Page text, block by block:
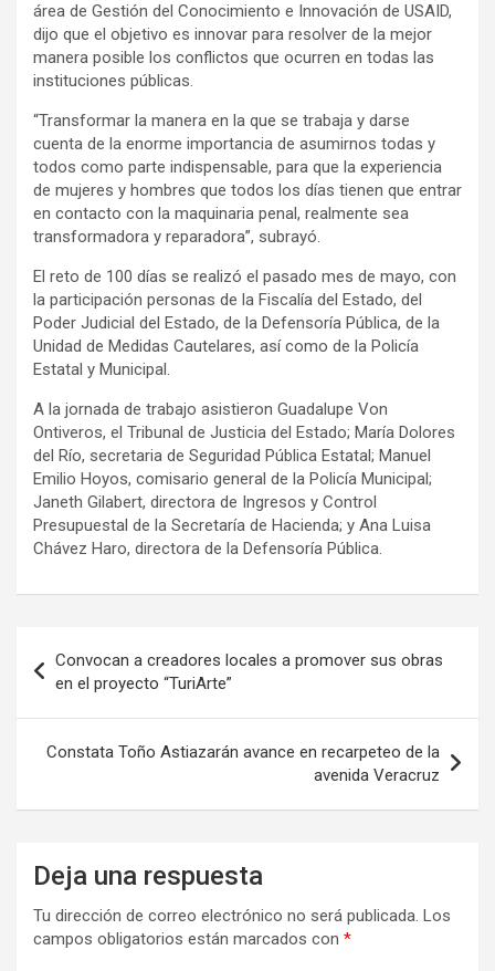
área de Gestión del Conocimiento e Innovación de USAID,
dijo que el objetivo es innovar para resolver de la mejor
manera posible los conflictos que ocurren en todas las
instituciones públicas.
“Transformar la manera en la que se trabaja y darse
cuenta de la enorme importancia de asumirnos todas y
todos como parte indispensable, para que la experiencia
de mujeres y hombres que todos los días tienen que entrar
en contacto con la maquinaria penal, realmente sea
transformadora y reparadora”, subrayó.
El reto de 100 días se realizó el pasado mes de mayo, con
la participación personas de la Fiscalía del Estado, del
Poder Judicial del Estado, de la Defensoría Pública, de la
Unidad de Medidas Cautelares, así como de la Policía
Estatal y Municipal.
A la jornada de trabajo asistieron Guadalupe Von
Ontiveros, el Tribunal de Justicia del Estado; María Dolores
del Río, secretaria de Seguridad Pública Estatal; Manuel
Emilio Hoyos, comisario general de la Policía Municipal;
Janeth Gilabert, directora de Ingresos y Control
Presupuestal de la Secretaría de Hacienda; y Ana Luisa
Chávez Haro, directora de la Defensoría Pública.
de
entradas
Convocan a creadores locales a promover sus obras
en el proyecto “TuriArte”
Constata Toño Astiazarán avance en recarpeteo de la
avenida Veracruz
Deja una respuesta
Tu dirección de correo electrónico no será publicada. Los
campos obligatorios están marcados con *